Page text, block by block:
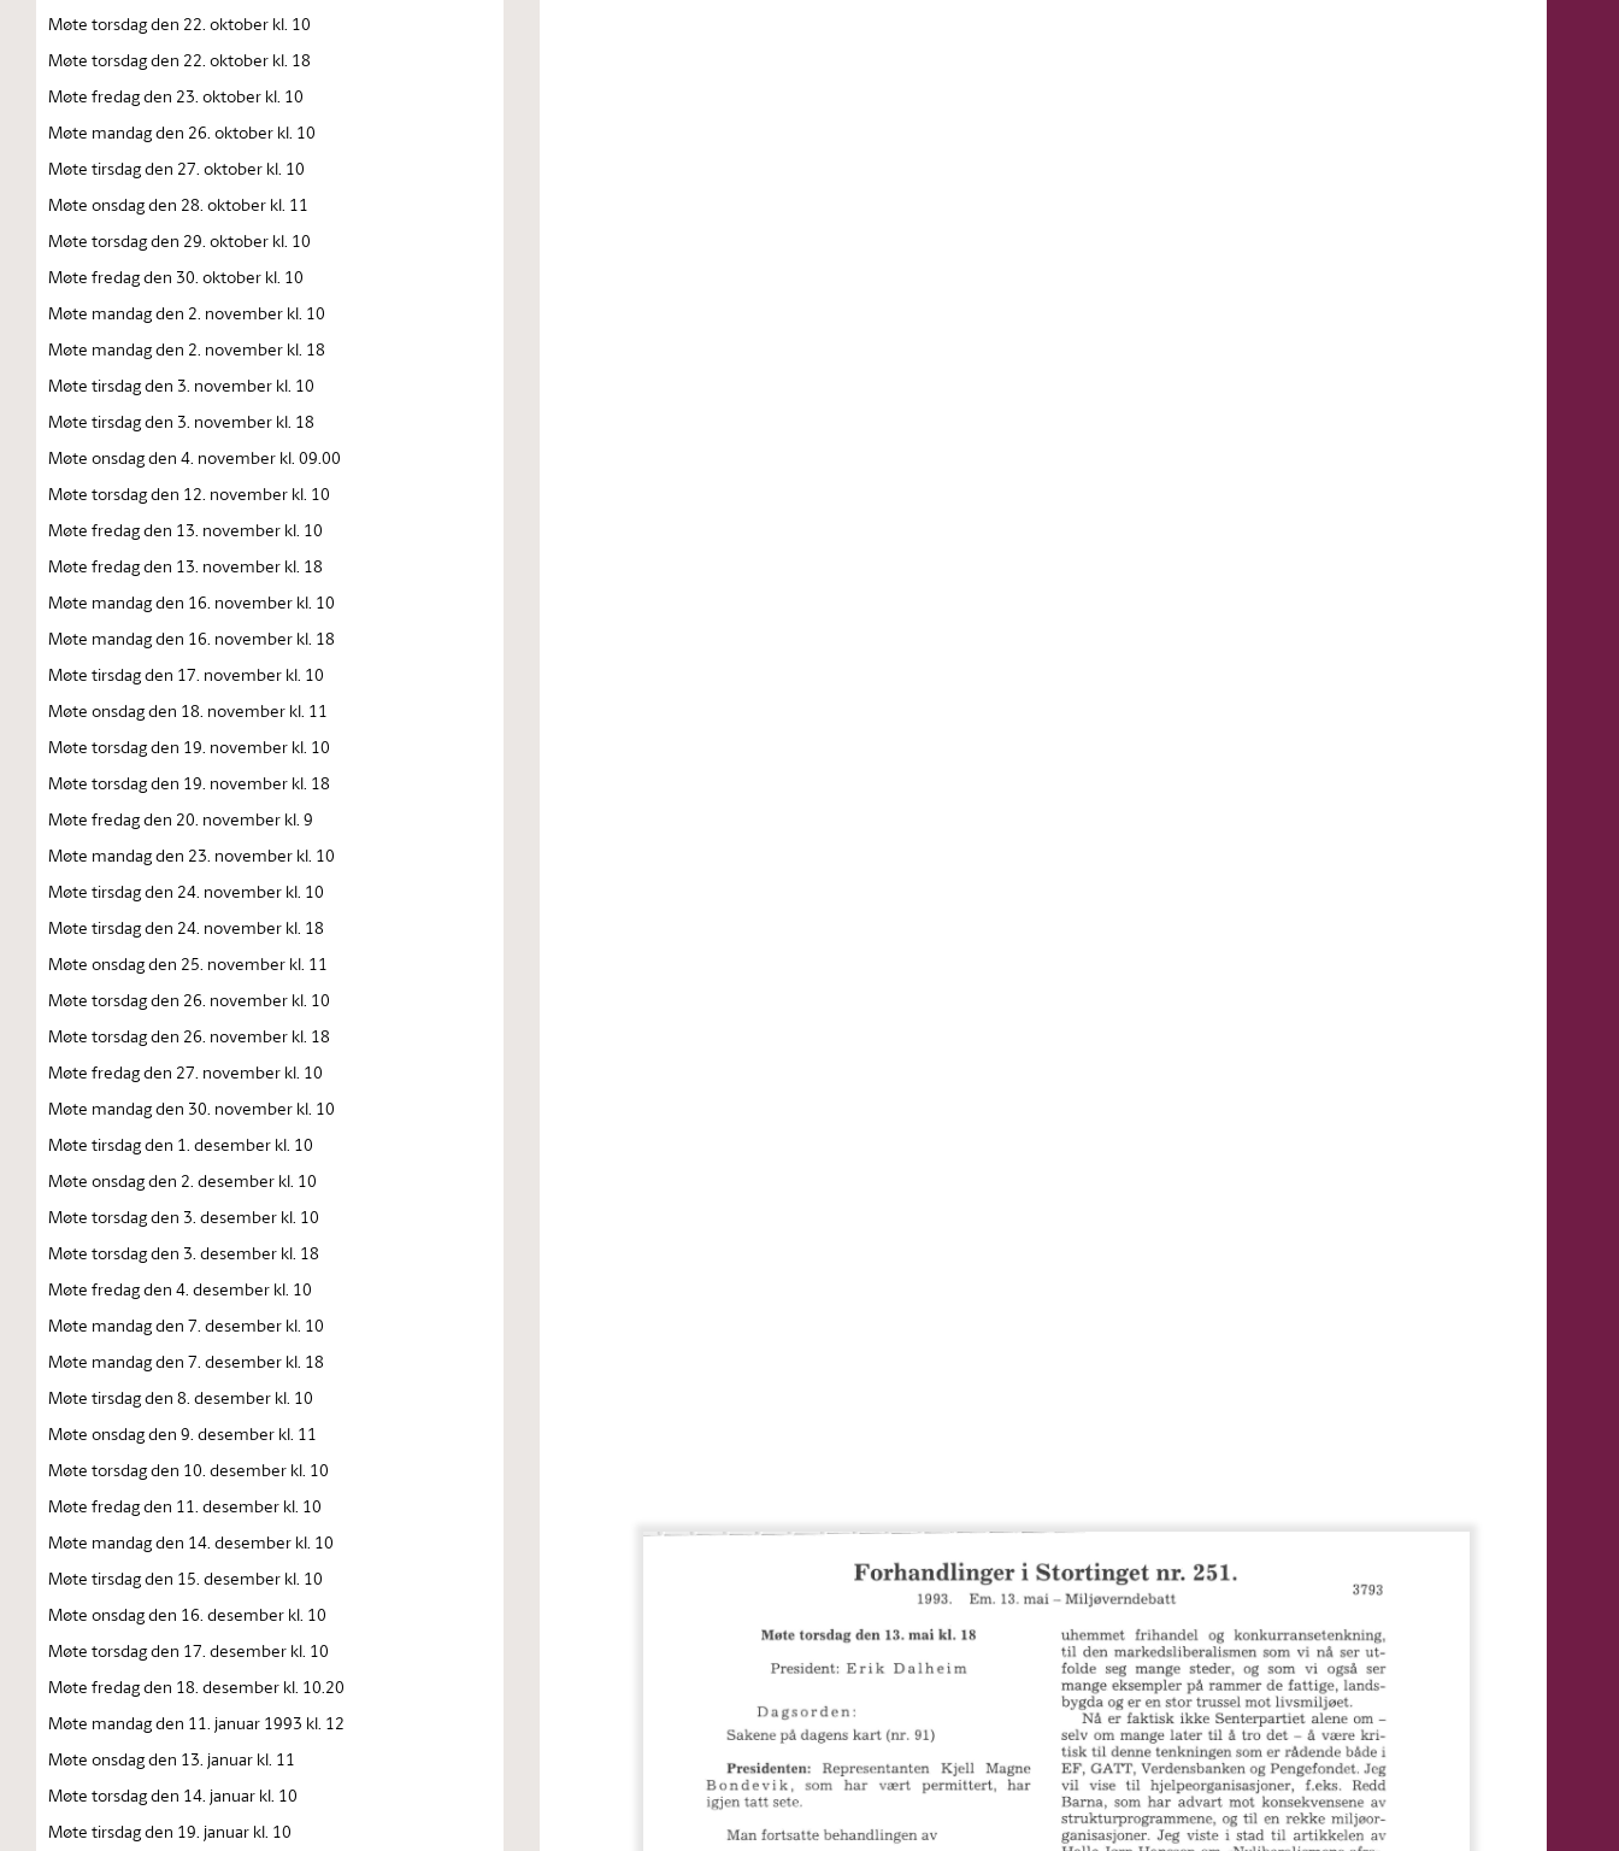
Møte torsdag den 22. oktober kl. 10
Møte torsdag den 22. oktober kl. 18
Møte fredag den 23. oktober kl. 10
Møte mandag den 26. oktober kl. 10
Møte tirsdag den 27. oktober kl. 10
Møte onsdag den 28. oktober kl. 11
Møte torsdag den 29. oktober kl. 10
Møte fredag den 30. oktober kl. 10
Møte mandag den 2. november kl. 10
Møte mandag den 2. november kl. 18
Møte tirsdag den 3. november kl. 10
Møte tirsdag den 3. november kl. 18
Møte onsdag den 4. november kl. 09.00
Møte torsdag den 12. november kl. 10
Møte fredag den 13. november kl. 10
Møte fredag den 13. november kl. 18
Møte mandag den 16. november kl. 10
Møte mandag den 16. november kl. 18
Møte tirsdag den 17. november kl. 10
Møte onsdag den 18. november kl. 11
Møte torsdag den 19. november kl. 10
Møte torsdag den 19. november kl. 18
Møte fredag den 20. november kl. 9
Møte mandag den 23. november kl. 10
Møte tirsdag den 24. november kl. 10
Møte tirsdag den 24. november kl. 18
Møte onsdag den 25. november kl. 11
Møte torsdag den 26. november kl. 10
Møte torsdag den 26. november kl. 18
Møte fredag den 27. november kl. 10
Møte mandag den 30. november kl. 10
Møte tirsdag den 1. desember kl. 10
Møte onsdag den 2. desember kl. 10
Møte torsdag den 3. desember kl. 10
Møte torsdag den 3. desember kl. 18
Møte fredag den 4. desember kl. 10
Møte mandag den 7. desember kl. 10
Møte mandag den 7. desember kl. 18
Møte tirsdag den 8. desember kl. 10
Møte onsdag den 9. desember kl. 11
Møte torsdag den 10. desember kl. 10
Møte fredag den 11. desember kl. 10
Møte mandag den 14. desember kl. 10
Møte tirsdag den 15. desember kl. 10
Møte onsdag den 16. desember kl. 10
Møte torsdag den 17. desember kl. 10
Møte fredag den 18. desember kl. 10.20
Møte mandag den 11. januar 1993 kl. 12
Møte onsdag den 13. januar kl. 11
Møte torsdag den 14. januar kl. 10
Møte tirsdag den 19. januar kl. 10